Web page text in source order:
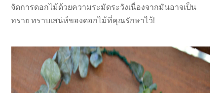
จัดการดอกไม้ด้วยความระมัดระวังเนื่องจากมันอาจเป็น
ทราย ทราบเสน่ห์ของดอกไม้ที่คุณรักษาไว้!